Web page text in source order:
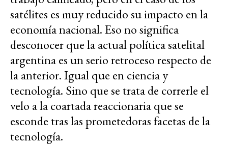
satélites es muy reducido su impacto en la
economía nacional. Eso no significa
desconocer que la actual política satelital
argentina es un serio retroceso respecto de
la anterior. Igual que en ciencia y
tecnología. Sino que se trata de correrle el
velo a la coartada reaccionaria que se
esconde tras las prometedoras facetas de la
tecnología.